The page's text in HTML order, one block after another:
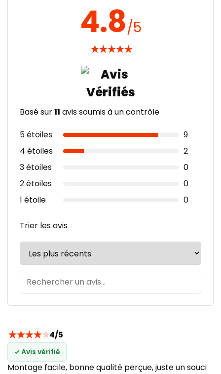
4.8/5
★★★★★
Basé sur11 avis soumis à un contrôle
5 étoiles
9
4 étoiles
2
3 étoiles
0
2 étoiles
0
1 étoile
0
Trier les avis
★★★★★4/5
✓ Avis vérifié
Montage facile, bonne qualité perçue, juste un souci